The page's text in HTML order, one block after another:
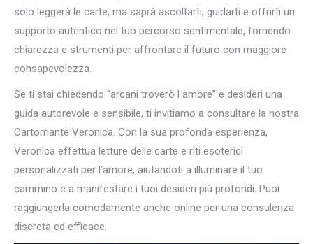
solo leggerà le carte, ma saprà ascoltarti, guidarti e offrirti un
supporto autentico nel tuo percorso sentimentale, fornendo
chiarezza e strumenti per affrontare il futuro con maggiore
consapevolezza.
Se ti stai chiedendo “arcani troverò l amore” e desideri una
guida autorevole e sensibile, ti invitiamo a consultare la nostra
Cartomante Veronica. Con la sua profonda esperienza,
Veronica effettua letture delle carte e riti esoterici
personalizzati per l’amore, aiutandoti a illuminare il tuo
cammino e a manifestare i tuoi desideri più profondi. Puoi
raggiungerla comodamente anche online per una consulenza
discreta ed efficace.